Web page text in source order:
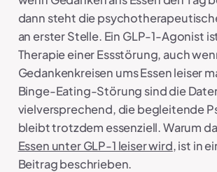
dann steht die
an erster Stelle. Ein GLP-1-Agonist
Therapie einer Essstörung, auch
Gedankenkreisen ums Essen leiser
Binge-Eating-Störung sind die
vielversprechend, die begleitende
bleibt trotzdem essenziell. Warum
Essen unter GLP-1 leiser wird, ist in
Beitrag beschrieben.